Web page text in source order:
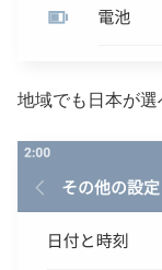
地域でも日本が選